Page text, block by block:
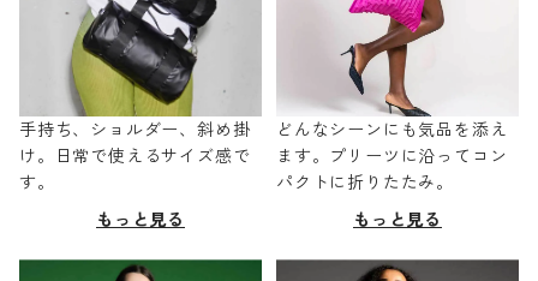
手持ち、ショルダー、斜め掛
け。日常で使えるサイズ感で
す。
もっと見る
どんなシーンにも気品を添え
ます。プリーツに沿ってコン
パクトに折りたたみ。
もっと見る